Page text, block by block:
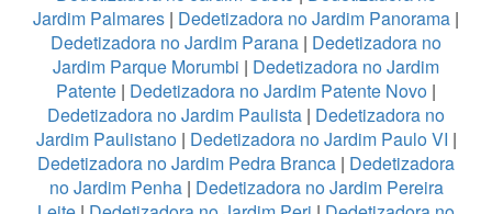
Jardim Palmares | Dedetizadora no Jardim Panorama |
Dedetizadora no Jardim Parana | Dedetizadora no
Jardim Parque Morumbi | Dedetizadora no Jardim
Patente | Dedetizadora no Jardim Patente Novo |
Dedetizadora no Jardim Paulista | Dedetizadora no
Jardim Paulistano| Dedetizadora no Jardim Paulo VI |
Dedetizadora no Jardim Pedra Branca | Dedetizadora
no Jardim Penha| Dedetizadora no Jardim Pereira